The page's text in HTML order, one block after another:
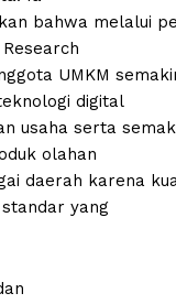
bahwa melalui
UMKM
digital
usaha serta
olahan
daerah karena
yang